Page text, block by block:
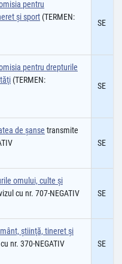
pentru
şi sport (TERMEN:
SE
pentru drepturile
(TERMEN:
SE
de şanse transmite
SE
omului, culte şi
cu nr. 707-NEGATIV SE
ştiinţă, tineret şi
nr. 370-NEGATIV SE